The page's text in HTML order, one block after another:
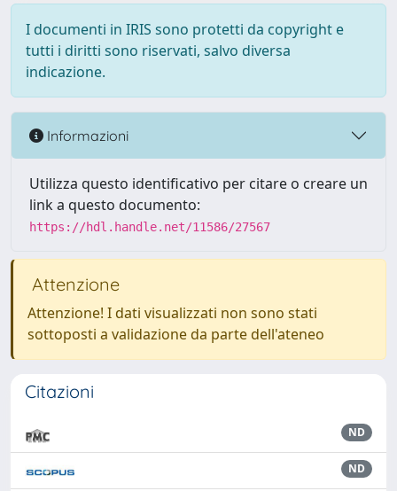
I documenti in IRIS sono protetti da copyright e
tutti i diritti sono riservati, salvo diversa
indicazione.
Informazioni
Utilizza questo identificativo per citare o creare un
link a questo documento:
https://hdl.handle.net/11586/27567
Attenzione
Attenzione! I dati visualizzati non sono stati
sottoposti a validazione da parte dell'ateneo
Citazioni
ND
ND